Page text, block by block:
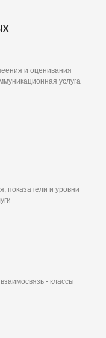
и оценивания
услуга
показатели и уровни
- классы